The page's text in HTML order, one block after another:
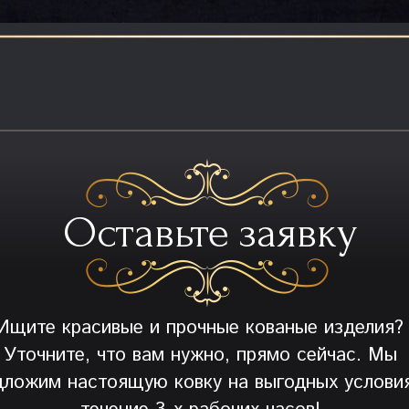
Оставьте заявку
красивые и прочные кованые изделия?
Уточните, что вам нужно, прямо сейчас. Мы
настоящую ковку на выгодных